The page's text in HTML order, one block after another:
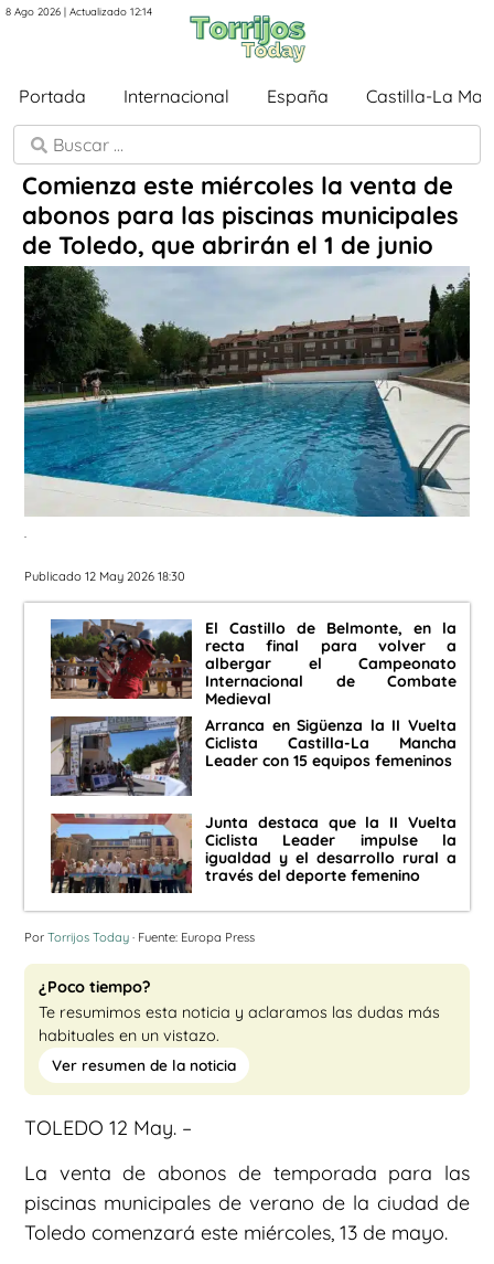
8 Ago 2026 | Actualizado 12:14
Portada Internacional España Castilla-La
Comienza este miércoles la venta de
abonos para las piscinas municipales
de Toledo, que abrirán el 1 de junio
.
Publicado 12 May 2026 18:30
El Castillo de Belmonte, en la
recta final para volver a
albergar el Campeonato
Internacional de Combate
Medieval
Arranca en Sigüenza la II Vuelta
Ciclista Castilla-La Mancha
Leader con 15 equipos femeninos
Junta destaca que la II Vuelta
Ciclista Leader impulse la
igualdad y el desarrollo rural a
través del deporte femenino
Por Torrijos Today · Fuente: Europa Press
¿Poco tiempo?
Te resumimos esta noticia y aclaramos las dudas más
habituales en un vistazo.
Ver resumen de la noticia
TOLEDO 12 May. –
La venta de abonos de temporada para las
piscinas municipales de verano de la ciudad de
Toledo comenzará este miércoles, 13 de mayo.